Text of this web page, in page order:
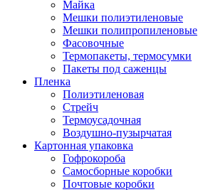
Майка
Мешки полиэтиленовые
Мешки полипропиленовые
Фасовочные
Термопакеты, термосумки
Пакеты под саженцы
Пленка
Полиэтиленовая
Стрейч
Термоусадочная
Воздушно-пузырчатая
Картонная упаковка
Гофрокороба
Самосборные коробки
Почтовые коробки